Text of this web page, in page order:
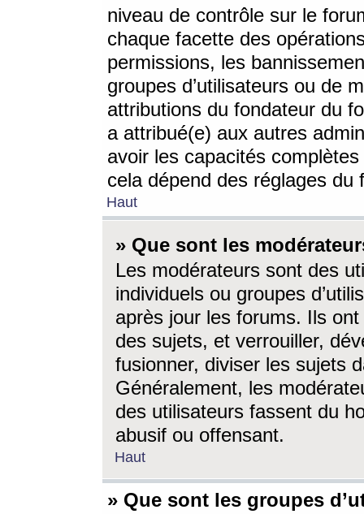
niveau de contrôle sur le
chaque facette des
permissions, les
groupes d’utilisateurs ou de
attributions du fondateur du
a attribué(e) aux autres
avoir les capacités
cela dépend des réglages du
Haut
» Que sont les
Les modérateurs sont des
individuels ou groupes
après jour les forums. Ils ont
des sujets, et verrouiller,
fusionner, diviser les sujets
Généralement, les
des utilisateurs fassent du
abusif ou offensant.
Haut
» Que sont les groupes